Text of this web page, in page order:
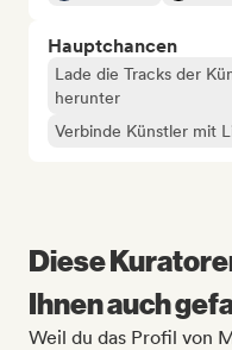
Hauptchancen
Lade die Tracks der
herunter
Verbinde Künstler mit
Diese
Ihnen auch
Weil du das Profil von